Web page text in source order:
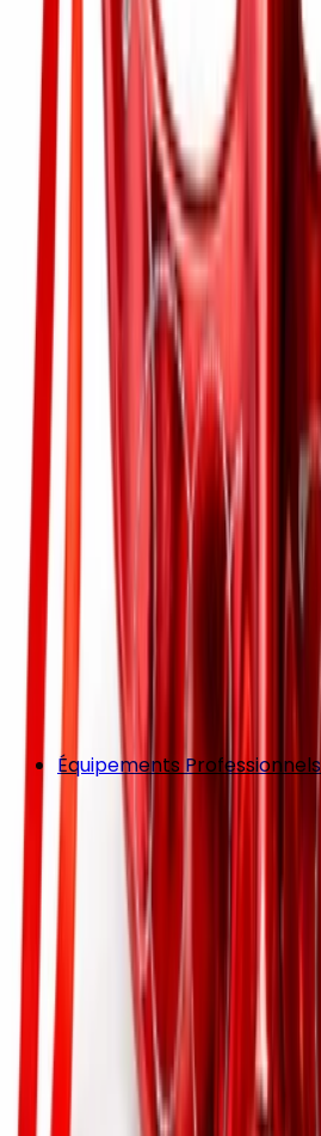
Équipements Professionnels